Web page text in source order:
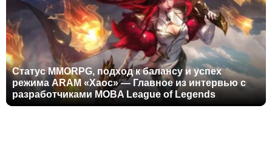
Статус MMORPG, подход к балансу и успех
режима ARAM «Хаос» — Главное из интервью с
разработчиками MOBA League of Legends